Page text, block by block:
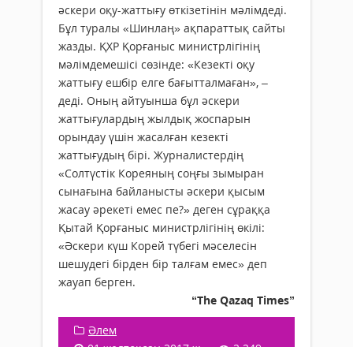
әскери оқу-жаттығу өткізетінін мәлімдеді.
Бұл туралы «Шинлаң» ақпараттық сайты
жазды. ҚХР Қорғаныс министрлігінің
мәлімдемешісі сөзінде: «Кезекті оқу
жаттығу ешбір елге бағытталмаған», –
деді. Оның айтуынша бұл әскери
жаттығулардың жылдық жоспарын
орындау үшін жасалған кезекті
жаттығудың бірі. Журналистердің
«Солтүстік Кореяның соңғы зымыран
сынағына байланысты әскери қысым
жасау әрекеті емес пе?» деген сұраққа
Қытай Қорғаныс министрлігінің өкілі:
«Әскери күш Корей түбегі мәселесін
шешудегі бірден бір талғам емес» деп
жауап берген.
“The Qazaq Times”
Әлем